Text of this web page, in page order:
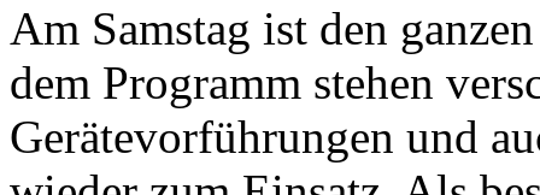
Am Samstag ist den
dem Programm stehen
Gerätevorführungen und